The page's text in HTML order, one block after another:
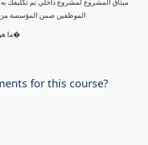
الموظفين ضمن المؤسسة من
ما هو الميثاق وما أهميته ولماذا يقوم مدير ا�
for this course?